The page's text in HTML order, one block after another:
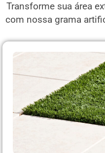
Transforme sua área
com nossa grama